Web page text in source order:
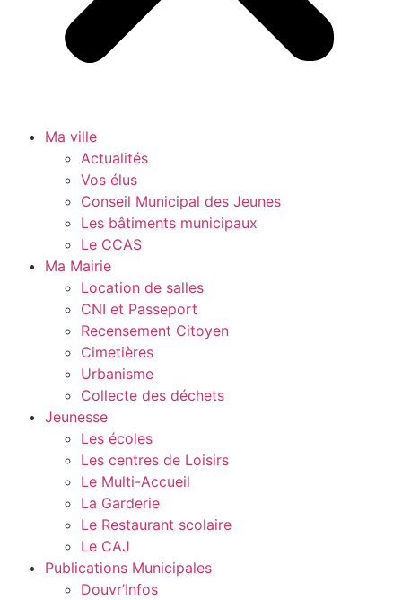
Ma ville
Actualités
Vos élus
Conseil Municipal des Jeunes
Les bâtiments municipaux
Le CCAS
Ma Mairie
Location de salles
CNI et Passeport
Recensement Citoyen
Cimetières
Urbanisme
Collecte des déchets
Jeunesse
Les écoles
Les centres de Loisirs
Le Multi-Accueil
La Garderie
Le Restaurant scolaire
Le CAJ
Publications Municipales
Douvr’Infos